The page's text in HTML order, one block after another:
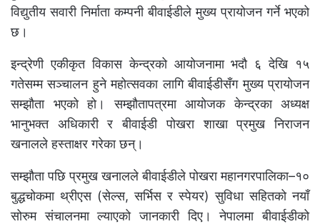
विद्युतीय सवारी निर्माता कम्पनी बीवाईडीले मुख्य प्रायोजन गर्ने भएको
छ।
इन्द्रेणी एकीकृत विकास केन्द्रको आयोजनामा भदौ ६ देखि १५
गतेसम्म सञ्चालन हुने महोत्सवका लागि बीवाईडीसँग मुख्य प्रायोजन
सम्झौता भएको हो। सम्झौतापत्रमा आयोजक केन्द्रका अध्यक्ष
भानुभक्त अधिकारी र बीवाईडी पोखरा शाखा प्रमुख निराजन
खनालले हस्ताक्षर गरेका छन्।
सम्झौता पछि प्रमुख खनालले बीवाईडीले पोखरा महानगरपालिका–१०
बुद्धचोकमा थ्रीएस (सेल्स, सर्भिस र स्पेयर) सुविधा सहितको नयाँ
सोरुम संचालनमा ल्याएको जानकारी दिए। नेपालमा बीवाईडीको